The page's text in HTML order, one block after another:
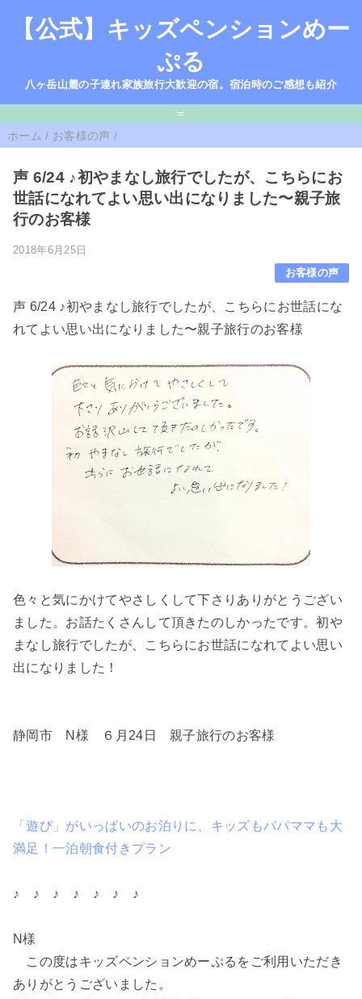
【公式】キッズペンションめー
ぷる
八ヶ岳山麓の子連れ家族旅行大歓迎の宿。宿泊時のご感想も紹介
=
ホーム / お客様の声 /
声 6/24 ♪初やまなし旅行でしたが、こちらにお
世話になれてよい思い出になりました〜親子旅
行のお客様
2018年6月25日
お客様の声
声 6/24 ♪初やまなし旅行でしたが、こちらにお世話にな
れてよい思い出になりました〜親子旅行のお客様
色々と気にかけてやさしくして下さりありがとうござい
ました。お話たくさんして頂きたのしかったです。初や
まなし旅行でしたが、こちらにお世話になれてよい思い
出になりました！
静岡市 N様 ６月24日 親子旅行のお客様
「遊び」がいっぱいのお泊りに、キッズもパパママも大
満足！一泊朝食付きプラン
♪ ♪ ♪ ♪ ♪ ♪ ♪
N様
この度はキッズペンションめーぷるをご利用いただき
ありがとうございました。